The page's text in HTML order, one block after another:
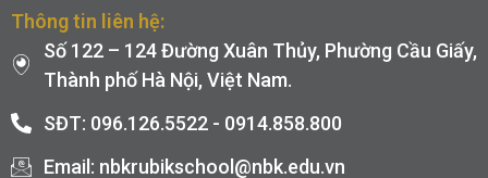
Thông tin liên hệ:
Số 122 – 124 Đường Xuân Thủy, Phường Cầu Giấy,
Thành phố Hà Nội, Việt Nam.
SĐT: 096.126.5522 - 0914.858.800
Email: nbkrubikschool@nbk.edu.vn